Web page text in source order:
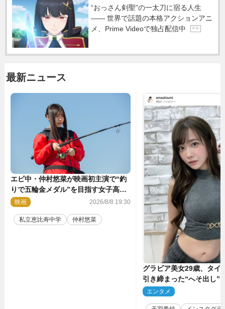
“おっさん剣聖”の一太刀に宿る人生
―― 世界で話題の本格アクションアニ
メ、Prime Videoで独占配信中
P R
最新ニュース
エビ中・仲村悠菜が映画初主演で“釣
りで五輪金メダル”を目指す女子高生
に！ 映画『つりこまち』今秋公開
映画 2026/8/8 19:30
私立恵比寿中学 仲村悠菜
グラビア美女29歳、タイ
引き締まった“へそ出し”
「可愛い過ぎる」
エンタメ